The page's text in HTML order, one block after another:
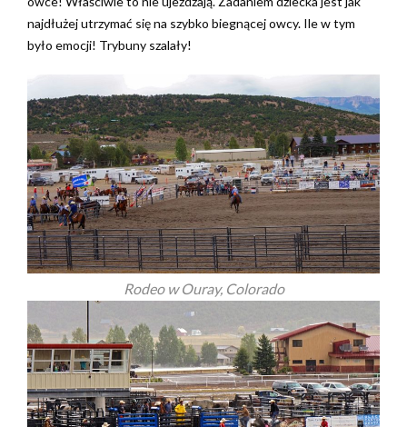
najdłużej utrzymać się na szybko biegnącej owcy. Ile w tym
było emocji! Trybuny szalały!
Rodeo w Ouray, Colorado